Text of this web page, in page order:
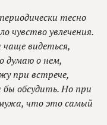
тесно
чувство увлечения.
чаще видеться,
думаю о нем,
при встрече,
обсудить. Но при
что это самый